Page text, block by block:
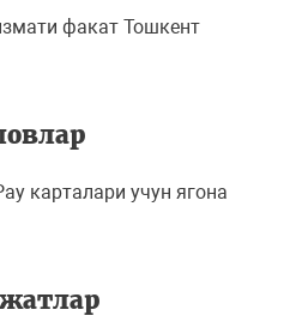
факат Тошкент
карталари учун ягона